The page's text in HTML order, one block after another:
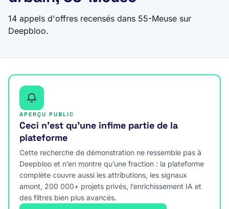
14 appels d'offres recensés dans 55-Meuse sur
Deepbloo.
APERÇU PUBLIC
Ceci n’est qu’une infime partie de la
plateforme
Cette recherche de démonstration ne ressemble pas à
Deepbloo et n’en montre qu’une fraction : la plateforme
complète couvre aussi les attributions, les signaux
amont, 200 000+ projets privés, l’enrichissement IA et
des filtres bien plus avancés.